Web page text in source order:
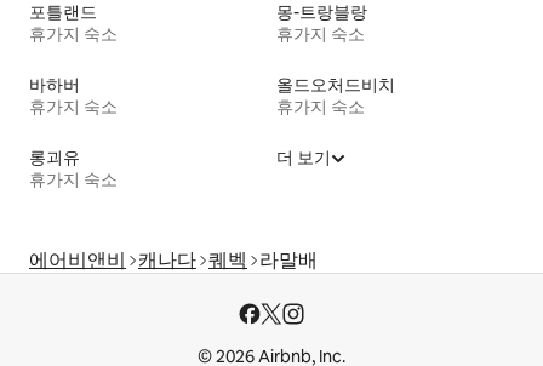
포틀랜드
휴가지 숙소
몽-트랑블랑
휴가지 숙소
바하버
휴가지 숙소
올드오처드비치
휴가지 숙소
롱괴유
휴가지 숙소
더 보기
에어비앤비 캐나다 퀘벡 라말배
© 2026 Airbnb, Inc.